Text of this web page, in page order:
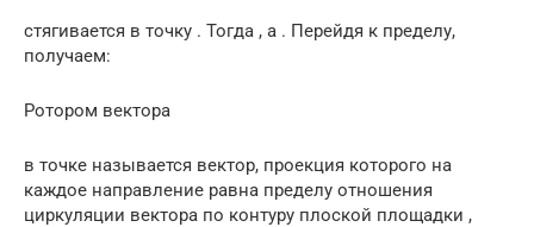
стягивается в точку . Тогда , a . Перейдя к пределу,
получаем:
Ротором вектора
в точке называется вектор, проекция которого на
каждое направление равна пределу отношения
циркуляции вектора по контуру плоской площадки ,